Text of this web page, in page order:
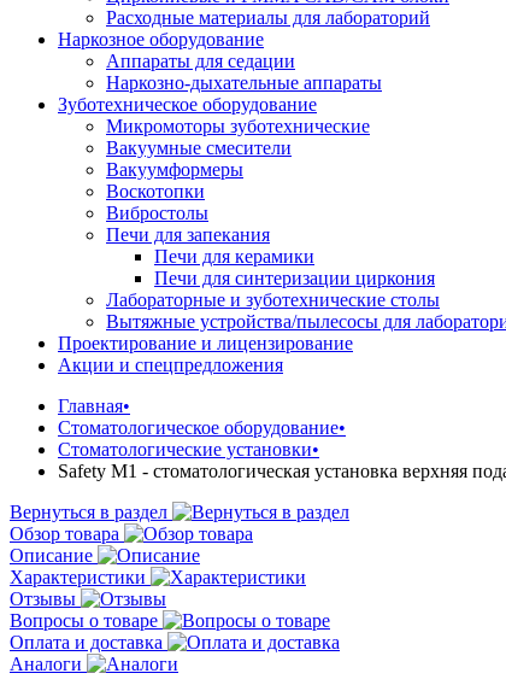
Расходные материалы для лабораторий
Наркозное оборудование
Аппараты для седации
Наркозно-дыхательные аппараты
Зуботехническое оборудование
Микромоторы зуботехнические
Вакуумные смесители
Вакуумформеры
Воскотопки
Вибростолы
Печи для запекания
Печи для керамики
Печи для синтеризации циркония
Лабораторные и зуботехнические столы
Вытяжные устройства/пылесосы для
Проектирование и лицензирование
Акции и спецпредложения
Главная•
Стоматологическое оборудование•
Стоматологические установки•
Safety M1 - стоматологическая установка верхняя
Вернуться в раздел
Обзор товара
Описание
Характеристики
Отзывы
Вопросы о товаре
Оплата и доставка
Аналоги